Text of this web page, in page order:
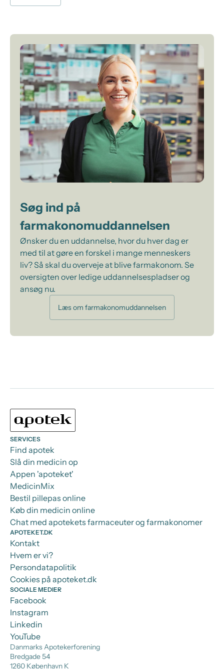
Søg ind på
farmakonomuddannelsen
Ønsker du en uddannelse, hvor du hver dag er
med til at gøre en forskel i mange menneskers
liv? Så skal du overveje at blive farmakonom. Se
oversigten over ledige uddannelsespladser og
ansøg nu.
Læs om farmakonomuddannelsen
Danmarks Apotekerforening
Bredgade 54
1260 København K
SERVICES
Find apotek
Slå din medicin op
Appen 'apoteket'
MedicinMix
Bestil pillepas online
Køb din medicin online
Chat med apotekets farmaceuter og farmakonomer
APOTEKET.DK
Kontakt
Hvem er vi?
Persondatapolitik
Cookies på apoteket.dk
SOCIALE MEDIER
Facebook
Instagram
Linkedin
YouTube